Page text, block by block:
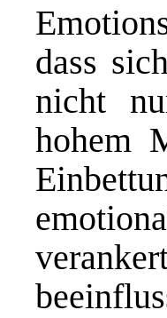
dass
nicht
hohem